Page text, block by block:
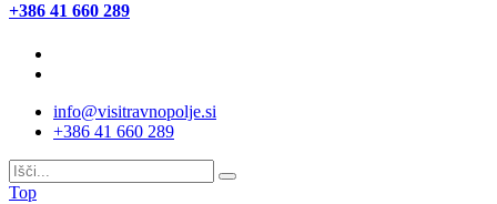
+386 41 660 289
info@visitravnopolje.si
+386 41 660 289
Top